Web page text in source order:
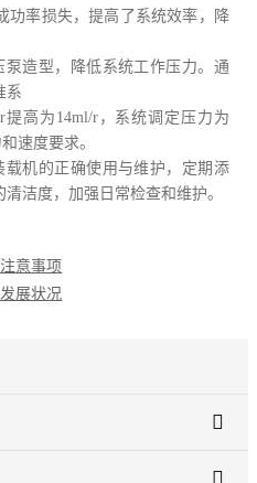
功率损失，提高了系统效率，降
泵造型，降低系统工作压力。通
系
高为14ml/r，系统调定压力为
速度要求。
载机的正确使用与维护，定期添
洁度，加强日常检查和维护。
意事项
展状况